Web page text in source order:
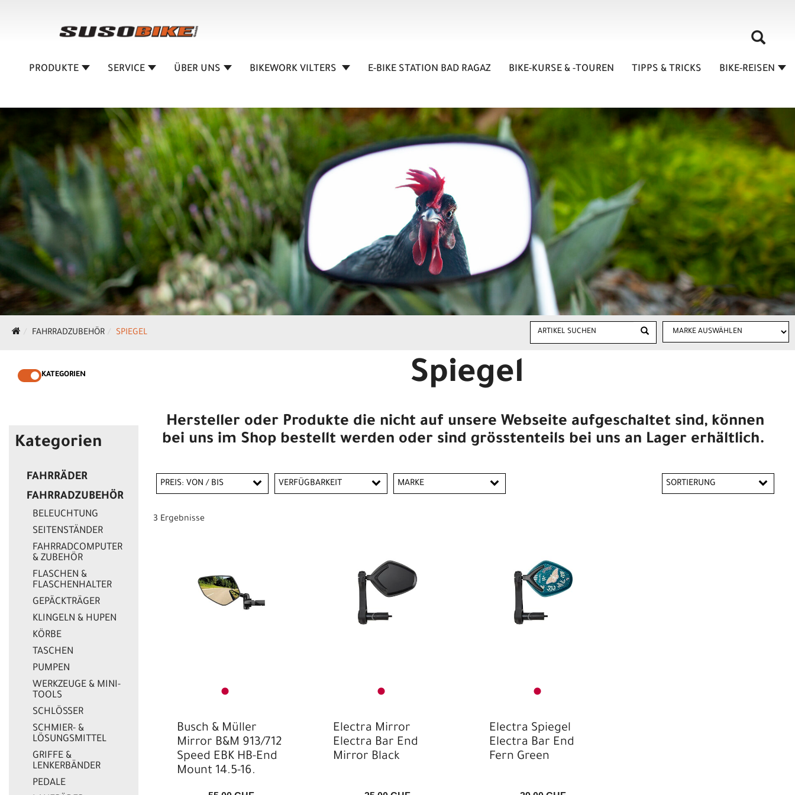
PRODUKTE SERVICE ÜBER UNS BIKEWORK VILTERS E-BIKE STATION BAD RAGAZ BIKE-KURSE & -TOUREN TIPPS & TRICKS BIKE-REISEN
FAHRRADZUBEHÖR SPIEGEL
KATEGORIEN Spiegel
Kategorien
FAHRRÄDER
FAHRRADZUBEHÖR
BELEUCHTUNG
SEITENSTÄNDER
FAHRRADCOMPUTER
& ZUBEHÖR
FLASCHEN &
FLASCHENHALTER
GEPÄCKTRÄGER
KLINGELN & HUPEN
KÖRBE
TASCHEN
PUMPEN
WERKZEUGE & MINI-
TOOLS
SCHLÖSSER
SCHMIER- &
LÖSUNGSMITTEL
GRIFFE &
LENKERBÄNDER
PEDALE
Hersteller oder Produkte die nicht auf unsere Webseite aufgeschaltet sind, können
bei uns im Shop bestellt werden oder sind grösstenteils bei uns an Lager erhältlich.
SORTIERUNG
PREIS: VON / BIS VERFÜGBARKEIT MARKE
3 Ergebnisse
Busch & Müller
Mirror B&M 913/712
Speed EBK HB-End
Mount 14.5-16.
Electra Mirror
Electra Bar End
Mirror Black
Electra Spiegel
Electra Bar End
Fern Green